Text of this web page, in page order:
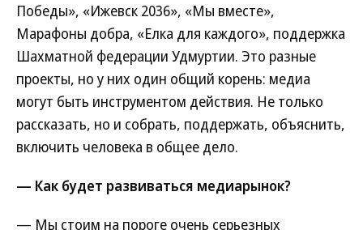
Победы», «Ижевск 2036», «Мы вместе»,
Марафоны добра, «Елка для каждого», поддержка
Шахматной федерации Удмуртии. Это разные
проекты, но у них один общий корень: медиа
могут быть инструментом действия. Не только
рассказать, но и собрать, поддержать, объяснить,
включить человека в общее дело.
— Как будет развиваться медиарынок?
— Мы стоим на пороге очень серьезных